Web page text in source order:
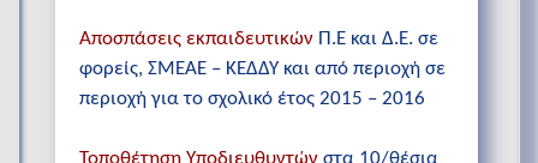
Αποσπάσεις εκπαιδευτικών Π.Ε και Δ.Ε. σε
φορείς, ΣΜΕΑΕ – ΚΕΔΔΥ και από περιοχή σε
περιοχή για το σχολικό έτος 2015 – 2016
Τοποθέτηση Υποδιευθυντών στα 10/θέσια